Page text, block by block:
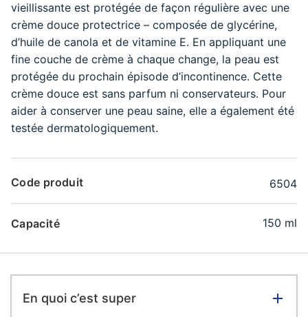
vieillissante est protégée de façon régulière avec une
crème douce protectrice – composée de glycérine,
d’huile de canola et de vitamine E. En appliquant une
fine couche de crème à chaque change, la peau est
protégée du prochain épisode d’incontinence. Cette
crème douce est sans parfum ni conservateurs. Pour
aider à conserver une peau saine, elle a également été
testée dermatologiquement.
Code produit 6504
Capacité 150 ml
En quoi c’est super